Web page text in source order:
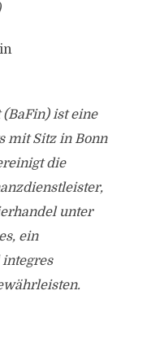
ist eine
mit Sitz in Bonn
die
unter
ein